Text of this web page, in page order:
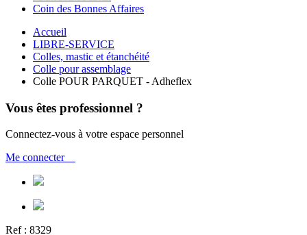
Coin des Bonnes Affaires
Accueil
LIBRE-SERVICE
Colles, mastic et étanchéité
Colle pour assemblage
Colle POUR PARQUET - Adheflex
Vous êtes professionnel ?
Connectez-vous à votre espace personnel
Me connecter
Ref : 8329